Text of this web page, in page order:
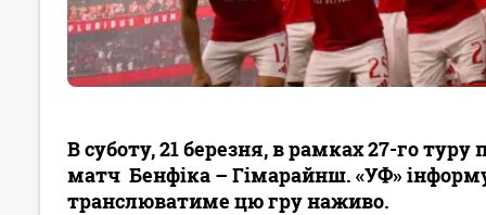
В суботу, 21 березня, в рамках 27-го туру
матч Бенфіка – Гімарайнш. «УФ»
транслюватиме цю гру наживо.